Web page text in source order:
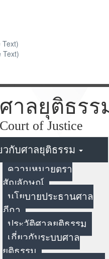
ศาลยุติธรร
Court of Justice
วกับศาลยุติธรรม
ความหมายตรา
สัญลักษณ์
นโยบายประธานศาล
ฎีกา
ประวัติศาลยุติธรรม
เกี่ยวกับระบบศาล
ยุติธรรม